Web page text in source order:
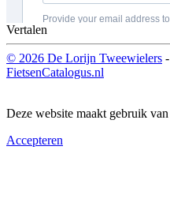
Vertalen
© 2026 De Lorijn Tweewielers -
FietsenCatalogus.nl
Deze website maakt gebruik van
Accepteren